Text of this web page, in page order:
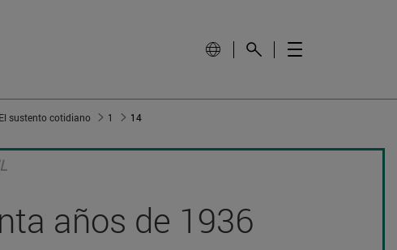
El sustento cotidiano 1 14
años de 1936